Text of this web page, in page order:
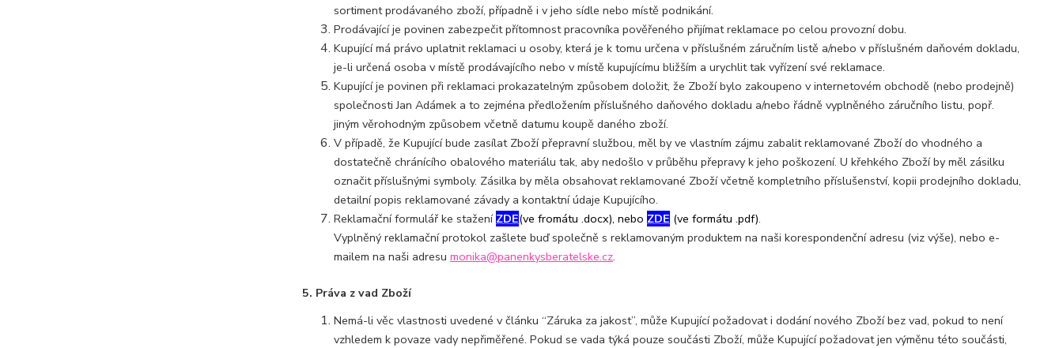
sortiment prodávaného zboží, případně i v jeho sídle nebo místě podnikání.
Prodávající je povinen zabezpečit přítomnost pracovníka pověřeného přijímat reklamace po celou provozní dobu.
Kupující má právo uplatnit reklamaci u osoby, která je k tomu určena v příslušném záručním listě a/nebo v příslušném daňovém dokladu,
je-li určená osoba v místě prodávajícího nebo v místě kupujícímu bližším a urychlit tak vyřízení své reklamace.
Kupující je povinen při reklamaci prokazatelným způsobem doložit, že Zboží bylo zakoupeno v internetovém obchodě (nebo prodejně)
společnosti Jan Adámek a to zejména předložením příslušného daňového dokladu a/nebo řádně vyplněného záručního listu, popř.
jiným věrohodným způsobem včetně datumu koupě daného zboží.
V případě, že Kupující bude zasílat Zboží přepravní službou, měl by ve vlastním zájmu zabalit reklamované Zboží do vhodného a
dostatečně chránícího obalového materiálu tak, aby nedošlo v průběhu přepravy k jeho poškození. U křehkého Zboží by měl zásilku
označit příslušnými symboly. Zásilka by měla obsahovat reklamované Zboží včetně kompletního příslušenství, kopii prodejního dokladu,
detailní popis reklamované závady a kontaktní údaje Kupujícího.
Reklamační formulář ke stažení ZDE(ve fromátu .docx), nebo ZDE (ve formátu .pdf).
Vyplněný reklamační protokol zašlete buď společně s reklamovaným produktem na naši korespondenční adresu (viz výše), nebo e-
mailem na naši adresu monika@panenkysberatelske.cz.
5. Práva z vad Zboží
Nemá-li věc vlastnosti uvedené v článku “Záruka za jakost”, může Kupující požadovat i dodání nového Zboží bez vad, pokud to není
vzhledem k povaze vady nepřiměřené. Pokud se vada týká pouze součásti Zboží, může Kupující požadovat jen výměnu této součásti,